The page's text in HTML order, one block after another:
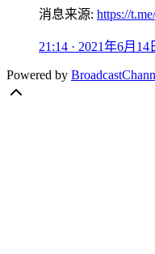
消息来源: https://
21:14 · 2021年6月14
Powered by